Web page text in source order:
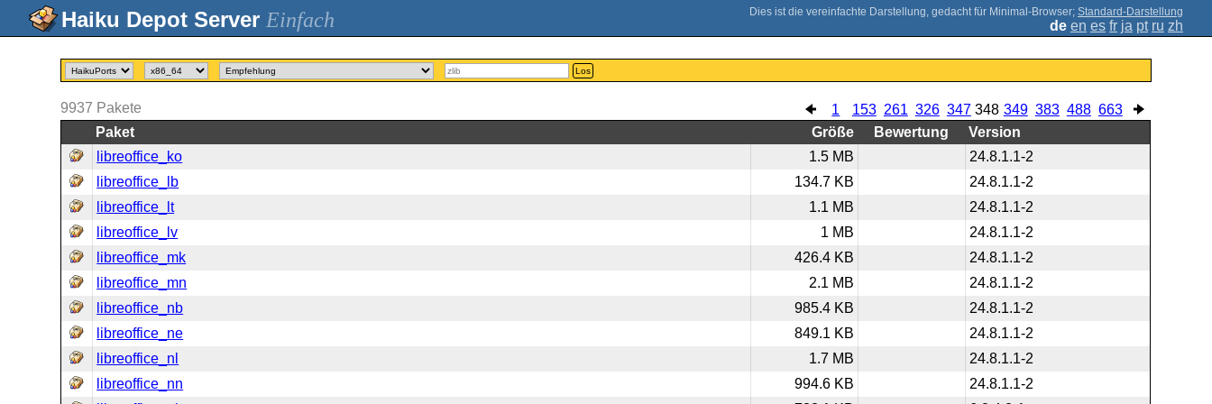
Einfach ; Standard-Darstellung
de en es fr ja pt ru zh
Los
1 153 261 326 347 348 349 383 488 663
9937 Pakete
Paket
Größe Bewertung
Version
libreoffice_ko
1.5 MB
24.8.1.1-2
libreoffice_lb
134.7 KB
24.8.1.1-2
libreoffice_lt
1.1 MB
24.8.1.1-2
libreoffice_lv
1 MB
24.8.1.1-2
libreoffice_mk
426.4 KB
24.8.1.1-2
libreoffice_mn
2.1 MB
24.8.1.1-2
libreoffice_nb
985.4 KB
24.8.1.1-2
libreoffice_ne
849.1 KB
24.8.1.1-2
libreoffice_nl
1.7 MB
24.8.1.1-2
libreoffice_nn
994.6 KB
24.8.1.1-2